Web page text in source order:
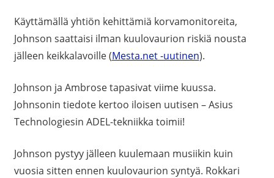
Käyttämällä yhtiön kehittämiä korvamonitoreita,
Johnson saattaisi ilman kuulovaurion riskiä nousta
jälleen keikkalavoille (Mesta.net -uutinen).
Johnson ja Ambrose tapasivat viime kuussa.
Johnsonin tiedote kertoo iloisen uutisen – Asius
Technologiesin ADEL-tekniikka toimii!
Johnson pystyy jälleen kuulemaan musiikin kuin
vuosia sitten ennen kuulovaurion syntyä. Rokkari